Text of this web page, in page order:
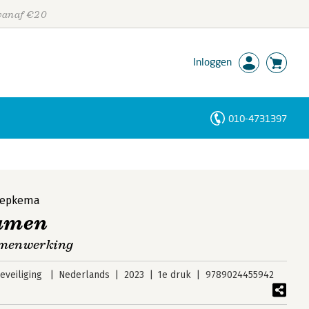
€20
Inloggen
010-4731397
Nederlands 2023 1e druk 9789024455942
Personen